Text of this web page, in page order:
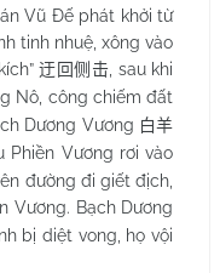
Vũ Đế phát khởi từ
tinh nhuệ, xông vào
迂回侧击 , sau khi
Nô, công chiếm đất
Dương Vương 白羊
Phiền Vương rơi vào
đường đi giết địch,
Vương. Bạch Dương
bị diệt vong, họ vội